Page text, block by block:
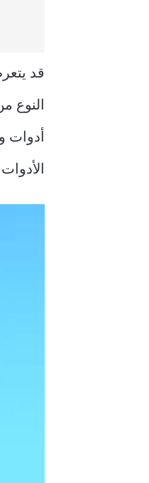
النوع
أدوات